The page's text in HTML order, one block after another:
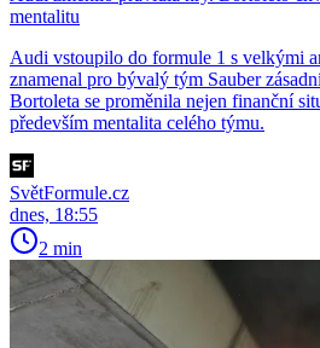
mentalitu
Audi vstoupilo do formule 1 s velkými
znamenal pro bývalý tým Sauber
Bortoleta se proměnila nejen finanční
především mentalita celého týmu.
SvětFormule.cz
dnes, 18:55
2 min